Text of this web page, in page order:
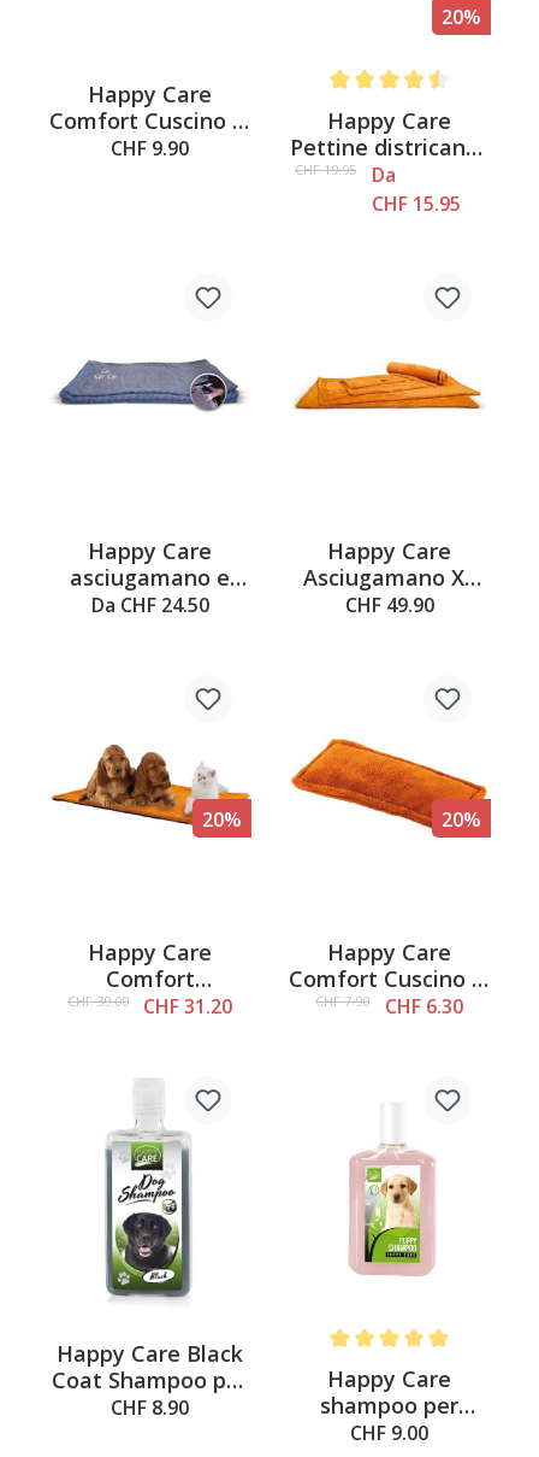
Happy Care
Comfort Cuscino di
sostegno Taglia L,
CHF 9.90
20%
Happy Care
Pettine districante
e rifinitore
CHF 19.95
Da
CHF 15.95
Happy Care
asciugamano e
panno per la cura
Da CHF 24.50
Happy Care
Asciugamano XL
per coccole e cura,
CHF 49.90
20%
Happy Care
Comfort
Tappetino per cani
CHF 39.00 CHF 31.20
20%
Happy Care
Comfort Cuscino di
Supporto Taglia M,
CHF 7.90 CHF 6.30
Happy Care Black
Coat Shampoo per
cani, 250 ml
CHF 8.90
Happy Care
shampoo per
cuccioli, 250 ml
CHF 9.00